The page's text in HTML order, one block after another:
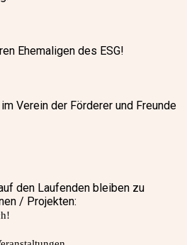
Ehemaligen des ESG!
Verein der Förderer und Freunde
den Laufenden bleiben zu
/ Projekten: